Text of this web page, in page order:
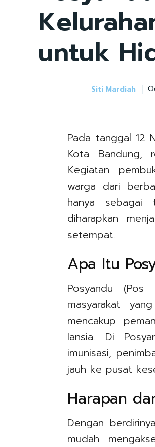
untuk
Siti Mardiah
Pada tanggal 12
Kota Bandung,
Kegiatan
warga dari
hanya sebagai
diharapkan
setempat.
Apa Itu
Posyandu (Pos
masyarakat
mencakup
lansia. Di
imunisasi,
jauh ke pusat
Harapan
Dengan
mudah